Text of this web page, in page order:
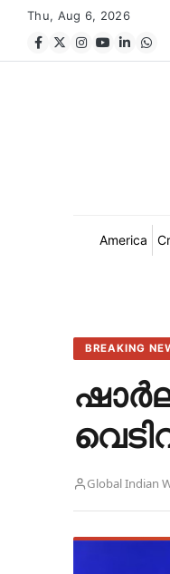
Thu, Aug 6, 2026
America
BREAKING
Global Indian